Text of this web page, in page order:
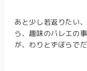
あと少し若返りたい
ら、趣味のバレエの
が、わりとずぼらで